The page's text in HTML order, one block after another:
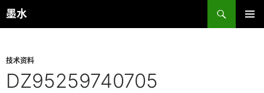
跳
至
墨水
搜
索
技术资料
DZ95259740705